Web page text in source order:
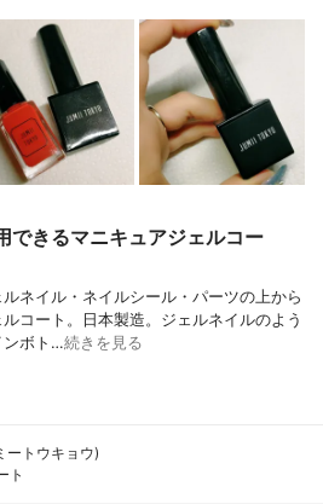
できるマニキュアジェルコー
ネイル・ネイルシール・パーツの上から
コート。日本製造。ジェルネイルのよう
ンボト…続きを見る
ートウキョウ)
ト